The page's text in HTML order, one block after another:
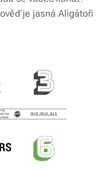
je jasná Aligátoři